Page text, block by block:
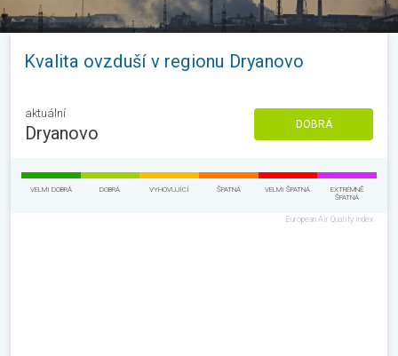
Kvalita ovzduší v regionu Dryanovo
aktuální
Dryanovo DOBRÁ
VELMI DOBRÁ DOBRÁ VYHOVUJÍCÍ ŠPATNÁ VELMI ŠPATNÁ
EXTRÉMNĚ
ŠPATNÁ
European Air Quality Index